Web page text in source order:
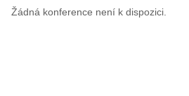
Žádná konference není k dispozici.